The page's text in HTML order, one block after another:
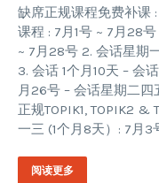
缺席正规课程免费补课
课程 : 7月1号 ~ 7月28
~ 7月28号 2. 会话星期
3. 会话 1个月10天 – 会
月26号 – 会话星期二四
正规TOPIK1, TOPIK2 &
一三 (1个月8天）: 7月3
阅读更多